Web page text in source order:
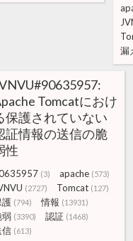
漏
Tomcatにおけ
保護されていない
証情報の送信の脆
性
(3) apache (573)
(2727) Tomcat (127)
護 (794) 情報 (13931)
弱 (3390) 認証 (1468)
信 (613)